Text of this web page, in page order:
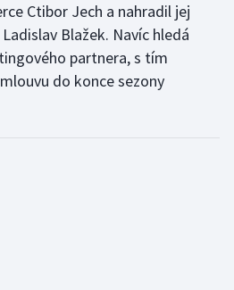
Ctibor Jech a nahradil jej
Blažek. Navíc hledá
partnera, s tím
do konce sezony